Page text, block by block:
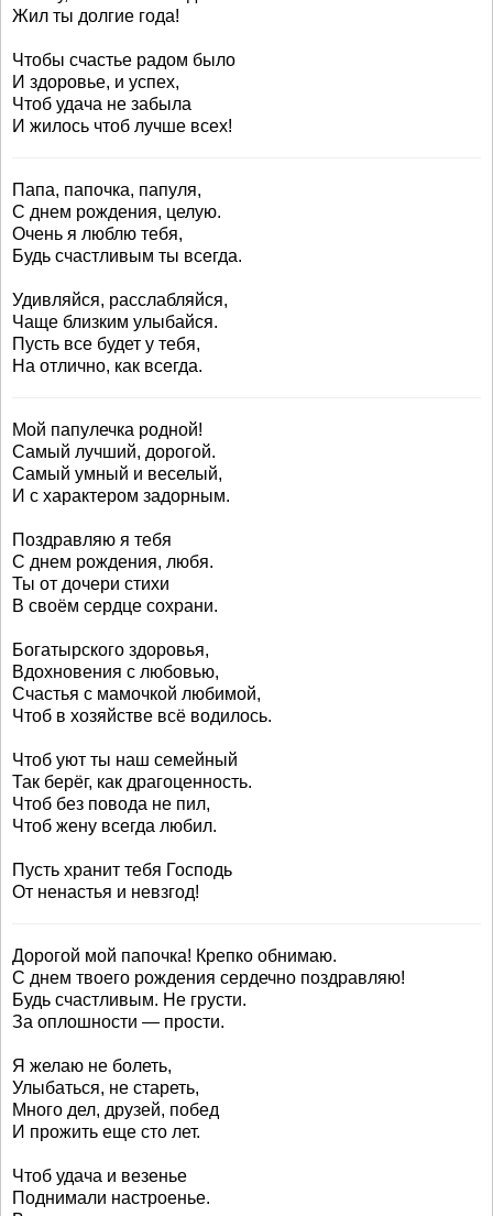
Жил ты долгие года!
Чтобы счастье радом было
И здоровье, и успех,
Чтоб удача не забыла
И жилось чтоб лучше всех!
Папа, папочка, папуля,
С днем рождения, целую.
Очень я люблю тебя,
Будь счастливым ты всегда.
Удивляйся, расслабляйся,
Чаще близким улыбайся.
Пусть все будет у тебя,
На отлично, как всегда.
Мой папулечка родной!
Самый лучший, дорогой.
Самый умный и веселый,
И с характером задорным.
Поздравляю я тебя
С днем рождения, любя.
Ты от дочери стихи
В своём сердце сохрани.
Богатырского здоровья,
Вдохновения с любовью,
Счастья с мамочкой любимой,
Чтоб в хозяйстве всё водилось.
Чтоб уют ты наш семейный
Так берёг, как драгоценность.
Чтоб без повода не пил,
Чтоб жену всегда любил.
Пусть хранит тебя Господь
От ненастья и невзгод!
Дорогой мой папочка! Крепко обнимаю.
С днем твоего рождения сердечно поздравляю!
Будь счастливым. Не грусти.
За оплошности — прости.
Я желаю не болеть,
Улыбаться, не стареть,
Много дел, друзей, побед
И прожить еще сто лет.
Чтоб удача и везенье
Поднимали настроенье.